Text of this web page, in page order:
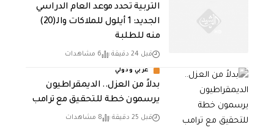
التربية تحدد موعد العام الدراسي
الجديد: 1 أيلول للملاكات والـ(20)
منه للطلبة
قبل 24 دقيقة 6 مشاهدات
عربي ودولي
بدلاً من العزل.. الديمقراطيون
يرسمون خطة للتحقيق مع ترامب
قبل 25 دقيقة 8 مشاهدات